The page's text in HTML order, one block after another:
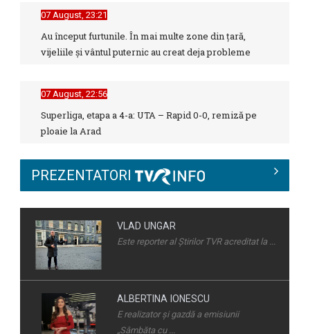
nevoie de soluții - nouă dezbatere
Deciziile Summitului NATO de la
Ankara și evaluarea strategică a
României ...
Summitul NATO de la Ankara, sub
semnul lui Trump. Relatări şi
Summit la Ankara: NATO va apăra
fiecare centimetru din teritoriul
07 August, 23:21
Au început furtunile. În mai multe zone din țară,
vijeliile și vântul puternic au creat deja probleme
07 August, 22:56
Superliga, etapa a 4-a: UTA – Rapid 0-0, remiză pe
ploaie la Arad
PREZENTATORI
VLAD UNGAR
Este reporter al Știrilor TVR acreditat la ...
ALBERTINA IONESCU
E realizator şi gazdă a emisiunii
„Sâmbăta cu ...